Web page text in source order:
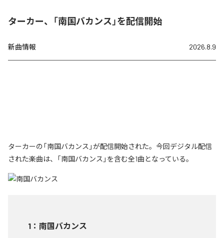
ターカー、「南国バカンス」を配信開始
新曲情報 2026.8.9
ターカーの「南国バカンス」が配信開始された。今回デジタル配信
された楽曲は、「南国バカンス」を含む全1曲となっている。
1 ： 南国バカンス